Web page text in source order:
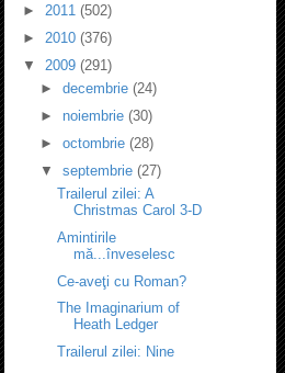
► 2011 (502)
► 2010 (376)
▼ 2009 (291)
► decembrie (24)
► noiembrie (30)
► octombrie (28)
▼ septembrie (27)
Trailerul zilei: A
Christmas Carol 3-D
Amintirile
mă...înveselesc
Ce-aveţi cu Roman?
The Imaginarium of
Heath Ledger
Trailerul zilei: Nine